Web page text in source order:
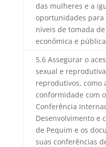
das mulheres e a
oportunidades para
níveis de tomada
econômica e
5.6 Assegurar o
sexual e
reprodutivos, como
conformidade com
Conferência
Desenvolvimento e
de Pequim e os
suas conferências